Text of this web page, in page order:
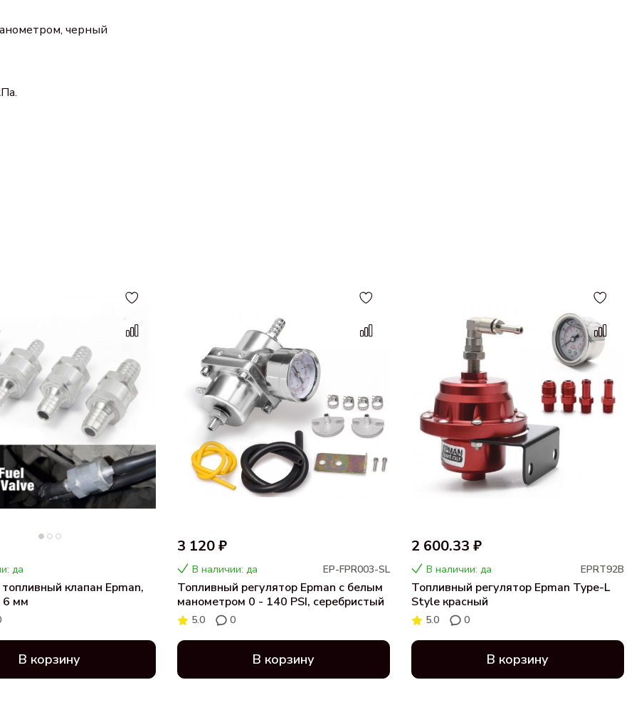
черный
да
клапан Epman,
6 мм
В корзину
3 120 ₽
В наличии: да EP-FPR003-SL
Топливный регулятор Epman с белым
манометром 0 - 140 PSI, серебристый
5.0 0
В корзину
2 600.33 ₽
В наличии: да EPRT92B
Топливный регулятор Epman Type-L
Style красный
5.0 0
В корзину